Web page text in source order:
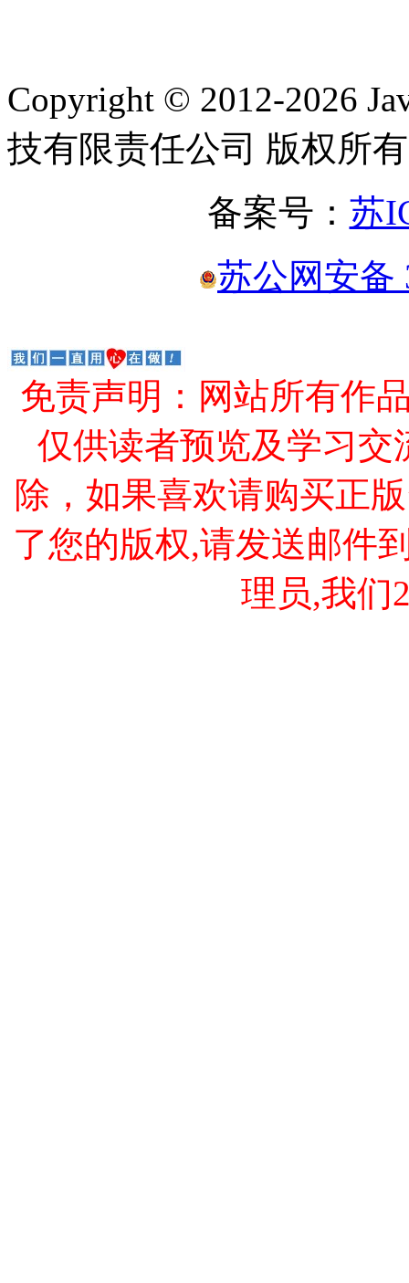
Copyright © 2012-2026
技有限责任公司 版权所有
备案号： 苏
苏公网安备
免责声明：网站所有作
仅供读者预览及学习交
除，如果喜欢请购买正
了您的版权,请发送邮件
理员,我们